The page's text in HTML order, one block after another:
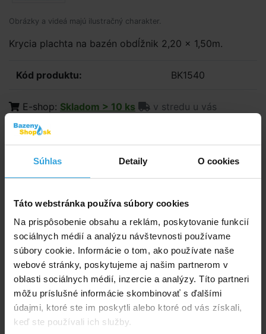
Súhlas Detaily O cookies
Táto webstránka používa súbory cookies
Na prispôsobenie obsahu a reklám, poskytovanie funkcií
sociálnych médií a analýzu návštevnosti používame
súbory cookie. Informácie o tom, ako používate naše
webové stránky, poskytujeme aj našim partnerom v
oblasti sociálnych médií, inzercie a analýzy. Títo partneri
môžu príslušné informácie skombinovať s ďalšími
údajmi, ktoré ste im poskytli alebo ktoré od vás získali,
keď ste používali ich služby.
Obrázky a videá majú ilustračný charakter.
Krycia plachta na bazén obdĺžnik 2,20 x 1,50m.
Kód produktu: BK1540
E-shop: Skladom > 10 ks v stredu u vás
Do košíka
Spýtajte sa predavača
Podrobný popis
Podrobný popis
Plachta na bazén obdĺžnik 2,2 × 1,5m (skutočný
rozmer plachty je cca 2,9×2,2m).
Kvalitná kašírovaná plachta modrej farby.